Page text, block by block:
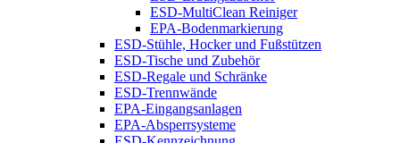
ESD-MultiClean Reiniger
EPA-Bodenmarkierung
ESD-Stühle, Hocker und Fußstützen
ESD-Tische und Zubehör
ESD-Regale und Schränke
ESD-Trennwände
EPA-Eingangsanlagen
EPA-Absperrsysteme